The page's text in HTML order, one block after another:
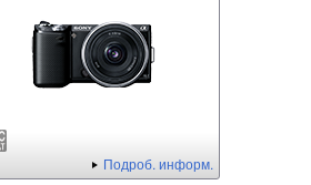
Подроб. информ.